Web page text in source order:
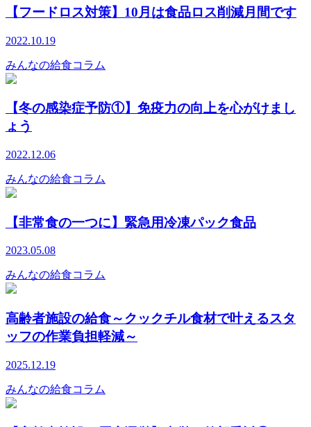
【フードロス対策】10月は食品ロス削減月間です
2022.10.19
みんなの給食コラム
【冬の感染症予防①】免疫力の向上を心がけまし
ょう
2022.12.06
みんなの給食コラム
【非常食の一つに】緊急用冷凍パック食品
2023.05.08
みんなの給食コラム
高齢者施設の給食～クックチル食材で叶えるスタ
ッフの作業負担軽減～
2025.12.19
みんなの給食コラム